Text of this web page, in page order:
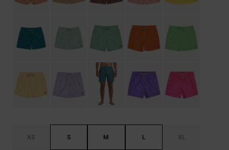
XS S M L XL